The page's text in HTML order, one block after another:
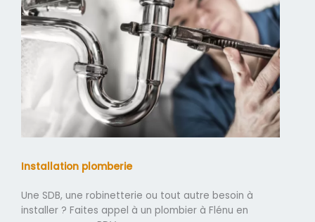
Installation plomberie
Une SDB, une robinetterie ou tout autre besoin à
installer ? Faites appel à un plombier à Flénu en